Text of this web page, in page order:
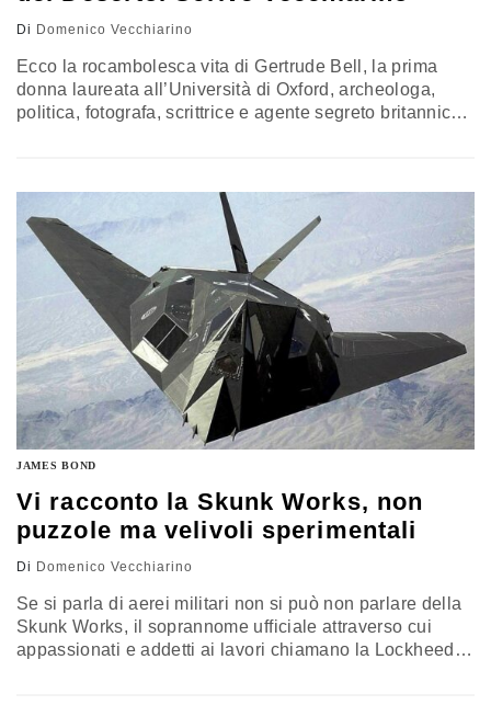
Di Domenico Vecchiarino
Ecco la rocambolesca vita di Gertrude Bell, la prima
donna laureata all’Università di Oxford, archeologa,
politica, fotografa, scrittrice e agente segreto britannico
JAMES BOND
Vi racconto la Skunk Works, non
puzzole ma velivoli sperimentali
Di Domenico Vecchiarino
Se si parla di aerei militari non si può non parlare della
Skunk Works, il soprannome ufficiale attraverso cui
appassionati e addetti ai lavori chiamano la Lockheed